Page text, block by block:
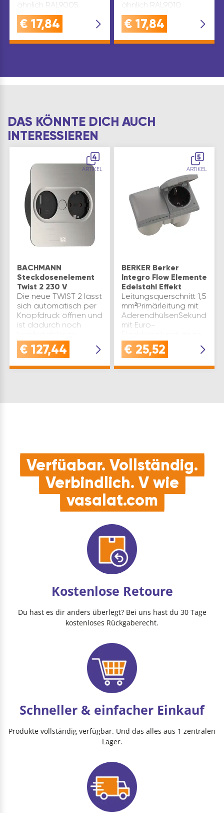
ähnlich RAL9005
€ 17,84
ähnlich RAL9010
€ 17,84
DAS KÖNNTE DICH AUCH
INTERESSIEREN
4
ARTIKEL
BACHMANN
Steckdosenelement
Twist 2 230 V
Die neue TWIST 2 lässt
sich automatisch per
Knopfdruck öffnen und
ist dadurch noch
bedienen.Nach
Gebrauch wird das
sicher von Hand
€ 127,44
5
ARTIKEL
BERKER Berker
Integro Flow Elemente
Edelstahl Effekt
Leitungsquerschnitt 1,5
mm²Primärleitung mit
mit Euro-
(mm): 119 | Breite (mm):
59,5 | Höhe (mm):
Doppelsteckdose mit
€ 25,52
Verfügbar. Vollständig.
Verbindlich. V wie
vasalat.com
Kostenlose Retoure
Du hast es dir anders überlegt? Bei uns hast du 30 Tage
kostenloses Rückgaberecht.
Schneller & einfacher Einkauf
Produkte vollständig verfügbar. Und das alles aus 1 zentralen
Lager.